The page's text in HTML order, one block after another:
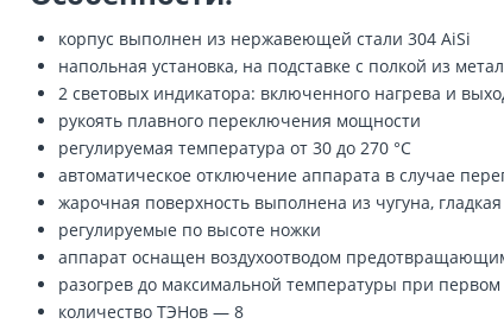
корпус выполнен из нержавеющей стали 304 AiSi
напольная установка, на подставке с полкой из
2 световых индикатора: включенного нагрева и
рукоять плавного переключения мощности
регулируемая температура от 30 до 270 °С
автоматическое отключение аппарата в случае
жарочная поверхность выполнена из чугуна,
регулируемые по высоте ножки
аппарат оснащен воздухоотводом
разогрев до максимальной температуры при
количество ТЭНов — 8